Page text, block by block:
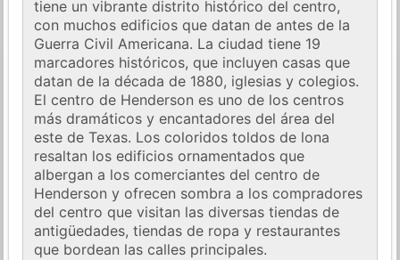
tiene un vibrante distrito histórico del centro,
con muchos edificios que datan de antes de la
Guerra Civil Americana. La ciudad tiene 19
marcadores históricos, que incluyen casas que
datan de la década de 1880, iglesias y colegios.
El centro de Henderson es uno de los centros
más dramáticos y encantadores del área del
este de Texas. Los coloridos toldos de lona
resaltan los edificios ornamentados que
albergan a los comerciantes del centro de
Henderson y ofrecen sombra a los compradores
del centro que visitan las diversas tiendas de
antigüedades, tiendas de ropa y restaurantes
que bordean las calles principales.